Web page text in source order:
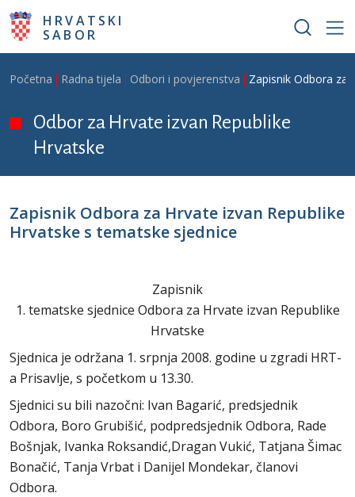
Skoči na glavni sadržaj
HRVATSKI
SABOR
Breadcrumb
Početna Radna tijela Odbori i povjerenstva Zapisnik Odbora za
Odbor za Hrvate izvan Republike
Hrvatske
Zapisnik Odbora za Hrvate izvan Republike
Hrvatske s tematske sjednice
Zapisnik
1. tematske sjednice Odbora za Hrvate izvan Republike
Hrvatske
Sjednica je održana 1. srpnja 2008. godine u zgradi HRT-
a Prisavlje, s početkom u 13.30.
Sjednici su bili nazočni: Ivan Bagarić, predsjednik
Odbora, Boro Grubišić, podpredsjednik Odbora, Rade
Bošnjak, Ivanka Roksandić,Dragan Vukić, Tatjana Šimac
Bonačić, Tanja Vrbat i Danijel Mondekar, članovi
Odbora.